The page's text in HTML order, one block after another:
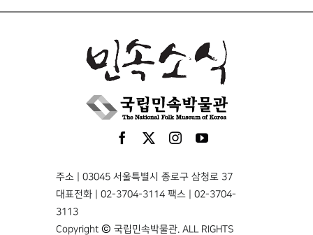
주소 | 03045 서울특별시 종로구 삼청로 37
대표전화 | 02-3704-3114 팩스 | 02-3704-
3113
Copyright © 국립민속박물관. ALL RIGHTS